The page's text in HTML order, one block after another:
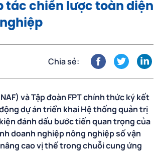
tác chiến lược toàn diện
Chia sẻ:
và Tập đoàn FPT chính thức ký kết
dự án triển khai Hệ thống quản trị
đánh dấu bước tiến quan trọng của
doanh nghiệp nông nghiệp số vận
cao vị thế trong chuỗi cung ứng